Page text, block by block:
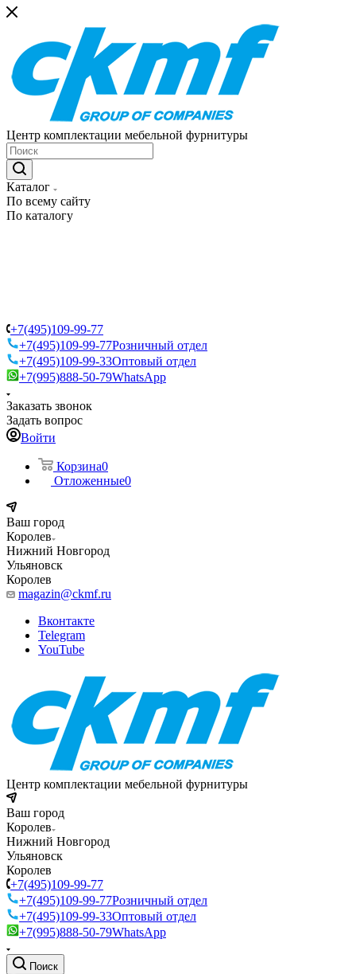
Центр комплектации мебельной фурнитуры
Каталог
По всему сайту
По каталогу
+7(495)109-99-77
+7(495)109-99-77Розничный отдел
+7(495)109-99-33Оптовый отдел
+7(995)888-50-79WhatsApp
Заказать звонок
Задать вопрос
Войти
Корзина0
Отложенные0
Ваш город
Королев
Нижний Новгород
Ульяновск
Королев
magazin@ckmf.ru
Вконтакте
Telegram
YouTube
Центр комплектации мебельной фурнитуры
Ваш город
Королев
Нижний Новгород
Ульяновск
Королев
+7(495)109-99-77
+7(495)109-99-77Розничный отдел
+7(495)109-99-33Оптовый отдел
+7(995)888-50-79WhatsApp
Поиск